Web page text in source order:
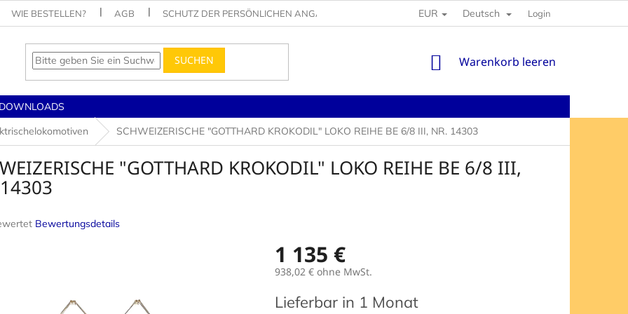
WIE BESTELLEN? AGB SCHUTZ DER PERSÖNLICHEN ANGABEN EUR Deutsch Login
SUCHEN WARENKORB
Warenkorb leeren
DOWNLOADS
SCHWEIZERISCHE "GOTTHARD KROKODIL" LOKO REIHE BE 6/8 III, NR. 14303
"GOTTHARD KROKODIL" LOKO REIHE BE 6/8 III,
Bewertungsdetails
1 135 €
938,02 €ohne MwSt.
Lieferbar in 1 Monat